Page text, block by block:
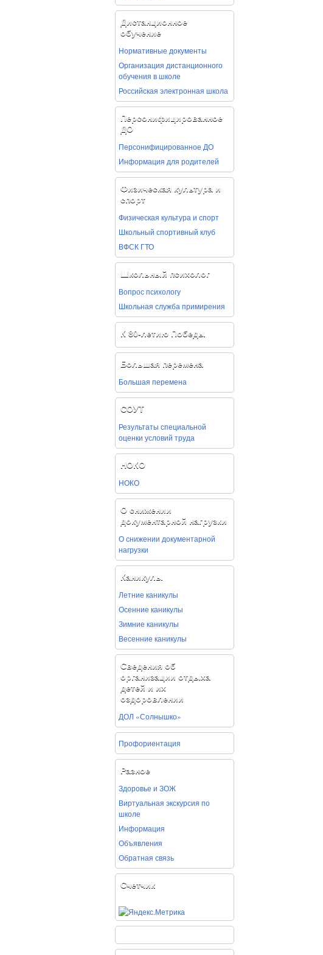
Дистанционное
обучение
Нормативные документы
Организация дистанционного
обучения в школе
Российская электронная школа
Персонифицированное
ДО
Персонифицированное ДО
Информация для родителей
Физическая культура и
спорт
Физическая культура и спорт
Школьный спортивный клуб
ВФСК ГТО
Школьный психолог
Вопрос психологу
Школьная служба примирения
К 80-летию Победы
Большая перемена
Большая перемена
СОУТ
Результаты специальной
оценки условий труда
НОКО
НОКО
О снижении
документарной нагрузки
О снижении документарной
нагрузки
Каникулы
Летние каникулы
Осенние каникулы
Зимние каникулы
Весенние каникулы
Сведения об
организации отдыха
детей и их
оздоровлении
ДОЛ «Солнышко»
Профориентация
Разное
Здоровье и ЗОЖ
Виртуальная экскурсия по
школе
Информация
Объявления
Обратная связь
Счетчик